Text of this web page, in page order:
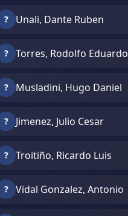
? Unali, Dante Ruben
? Torres, Rodolfo Eduardo
? Musladini, Hugo Daniel
? Jimenez, Julio Cesar
? Troitiño, Ricardo Luis
? Vidal Gonzalez, Antonio